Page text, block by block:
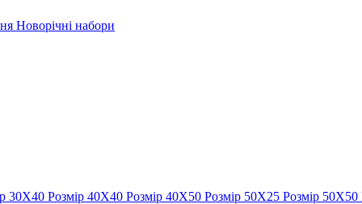
Новорічні набори
30Х40 Розмір 40Х40 Розмір 40Х50 Розмір 50Х25 Розмір 50Х50